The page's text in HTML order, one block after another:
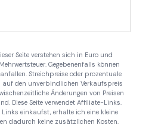
Seite verstehen sich in Euro und
Gegebenenfalls können
Streichpreise oder prozentuale
den unverbindlichen Verkaufspreis
Änderungen von Preisen
Diese Seite verwendet Affiliate-Links.
Links einkaufst, erhalte ich eine kleine
dadurch keine zusätzlichen Kosten.